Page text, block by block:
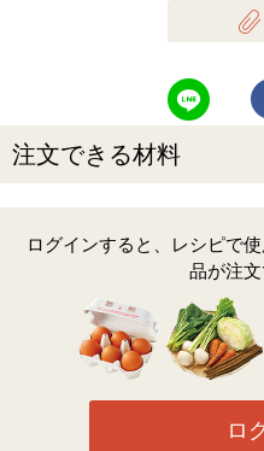
LINE
注文できる材料
ログインすると、レシピで
品が注文
ロ